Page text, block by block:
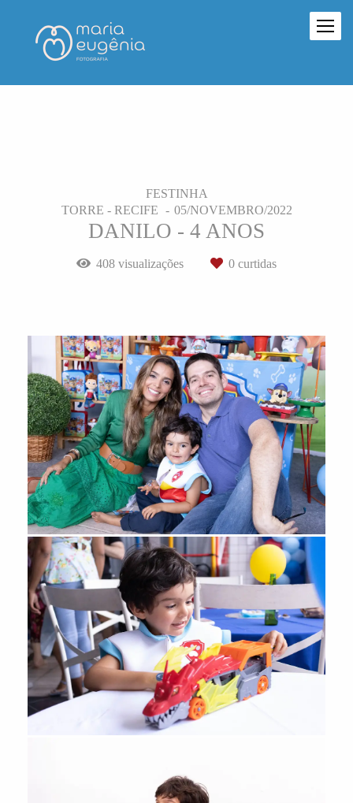
FESTINHA
TORRE - RECIFE
05/NOVEMBRO/2022
DANILO - 4 ANOS
408 visualizações 0 curtidas